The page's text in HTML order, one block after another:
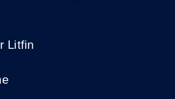
Litfin